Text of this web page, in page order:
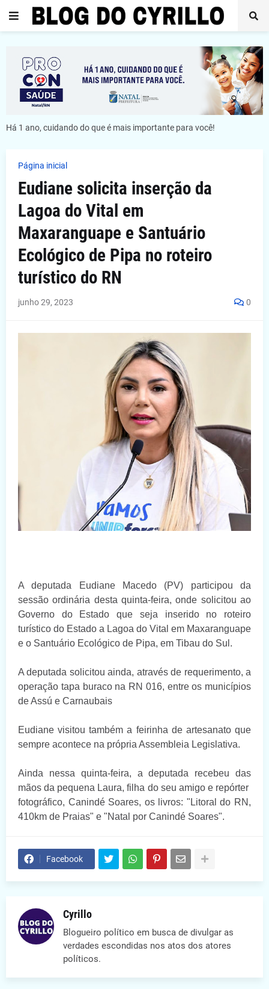
Há 1 ano, cuidando do que é mais importante para você!
Página inicial
Eudiane solicita inserção da
Lagoa do Vital em
Maxaranguape e Santuário
Ecológico de Pipa no roteiro
turístico do RN
junho 29, 2023 0
A deputada Eudiane Macedo (PV) participou da
sessão ordinária desta quinta-feira, onde solicitou ao
Governo do Estado que seja inserido no roteiro
turístico do Estado a Lagoa do Vital em Maxaranguape
e o Santuário Ecológico de Pipa, em Tibau do Sul.
A deputada solicitou ainda, através de requerimento, a
operação tapa buraco na RN 016, entre os municípios
de Assú e Carnaubais
Eudiane visitou também a feirinha de artesanato que
sempre acontece na própria Assembleia Legislativa.
Ainda nessa quinta-feira, a deputada recebeu das
mãos da pequena Laura, filha do seu amigo e repórter
fotográfico, Canindé Soares, os livros: "Litoral do RN,
410km de Praias" e "Natal por Canindé Soares".
Facebook
Cyrillo
Blogueiro político em busca de divulgar as
verdades escondidas nos atos dos atores
políticos.